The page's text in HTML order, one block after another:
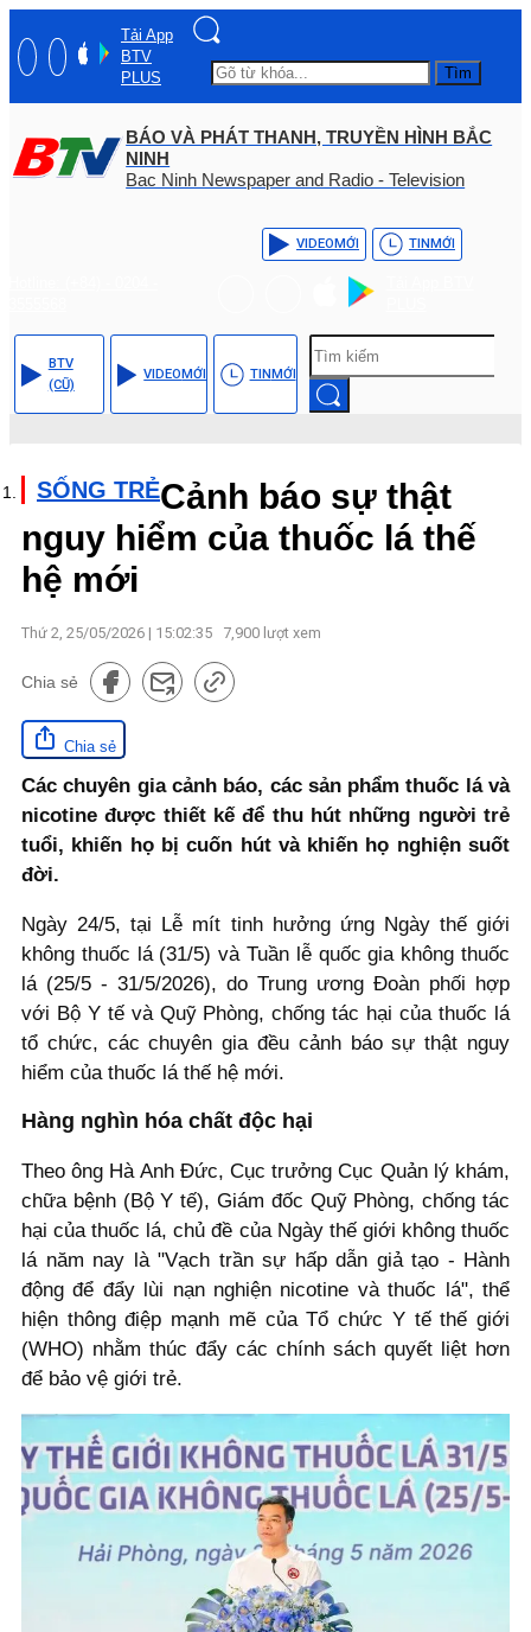
Tải App
BTV
PLUS
Tìm
BÁO VÀ PHÁT THANH, TRUYỀN HÌNH BẮC
NINH
Bac Ninh Newspaper and Radio - Television
VIDEOMỚI TINMỚI
BTV
(CŨ)
VIDEOMỚI TINMỚI
SỐNG TRẺCảnh báo sự thật
nguy hiểm của thuốc lá thế
hệ mới
Thứ 2, 25/05/2026 | 15:02:35 7,900 lượt xem
Chia sẻ
Chia sẻ
Các chuyên gia cảnh báo, các sản phẩm thuốc lá và
nicotine được thiết kế để thu hút những người trẻ
tuổi, khiến họ bị cuốn hút và khiến họ nghiện suốt
đời.
Ngày 24/5, tại Lễ mít tinh hưởng ứng Ngày thế giới
không thuốc lá (31/5) và Tuần lễ quốc gia không thuốc
lá (25/5 - 31/5/2026), do Trung ương Đoàn phối hợp
với Bộ Y tế và Quỹ Phòng, chống tác hại của thuốc lá
tổ chức, các chuyên gia đều cảnh báo sự thật nguy
hiểm của thuốc lá thế hệ mới.
Hàng nghìn hóa chất độc hại
Theo ông Hà Anh Đức, Cục trưởng Cục Quản lý khám,
chữa bệnh (Bộ Y tế), Giám đốc Quỹ Phòng, chống tác
hại của thuốc lá, chủ đề của Ngày thế giới không thuốc
lá năm nay là "Vạch trần sự hấp dẫn giả tạo - Hành
động để đẩy lùi nạn nghiện nicotine và thuốc lá", thể
hiện thông điệp mạnh mẽ của Tổ chức Y tế thế giới
(WHO) nhằm thúc đẩy các chính sách quyết liệt hơn
để bảo vệ giới trẻ.